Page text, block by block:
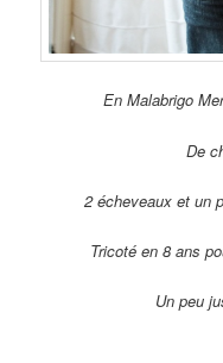
En Malabrigo
De
2 écheveaux et un
Tricoté en 8 ans
Un peu